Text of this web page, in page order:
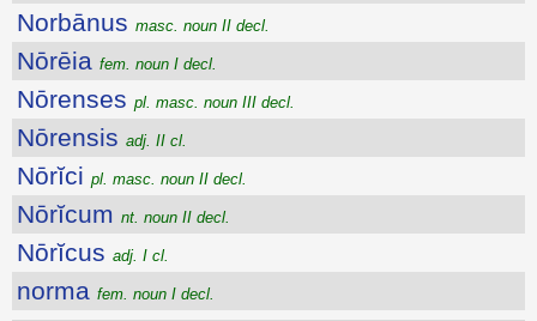
Norbānus masc. noun II decl.
Nōrēia fem. noun I decl.
Nōrenses pl. masc. noun III decl.
Nōrensis adj. II cl.
Nōrĭci pl. masc. noun II decl.
Nōrĭcum nt. noun II decl.
Nōrĭcus adj. I cl.
norma fem. noun I decl.